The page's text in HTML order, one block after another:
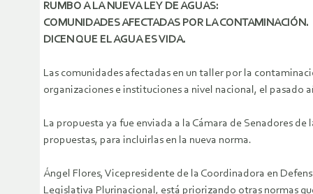
RUMBO A LA NUEVA LEY DE AGUAS:
COMUNIDADES AFECTADAS POR LA CONTAMINACIÓN.
DICEN QUE EL AGUA ES VIDA.
Las comunidades afectadas en un taller por la
organizaciones e instituciones a nivel nacional, el pasado
La propuesta ya fue enviada a la Cámara de Senadores
propuestas, para incluirlas en la nueva norma.
Ángel Flores, Vicepresidente de la Coordinadora en
Legislativa Plurinacional, está priorizando otras normas